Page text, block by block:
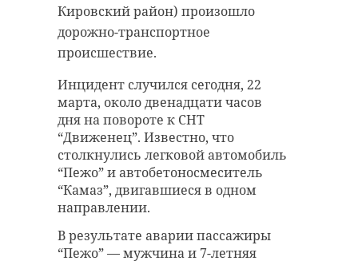
Кировский район) произошло
дорожно-транспортное
происшествие.
Инцидент случился сегодня, 22
марта, около двенадцати часов
дня на повороте к СНТ
“Движенец”. Известно, что
столкнулись легковой автомобиль
“Пежо” и автобетоносмеситель
“Камаз”, двигавшиеся в одном
направлении.
В результате аварии пассажиры
“Пежо” — мужчина и 7-летняя
РЕКОМЕНДУЕМ
В Лодейном Поле
фотограф
запечатлел
разговор лисы и ...
17 июня 2019, 16:07
малыша
рябинника в
Ленобласти